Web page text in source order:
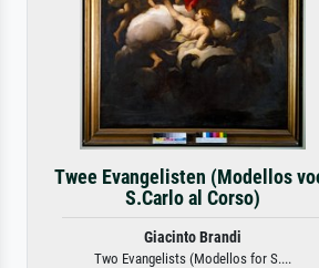
Twee Evangelisten (Modellos
S.Carlo al Corso)
Giacinto Brandi
Two Evangelists (Modellos for S....